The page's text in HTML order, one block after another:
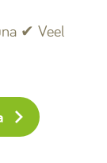
✔ Veel